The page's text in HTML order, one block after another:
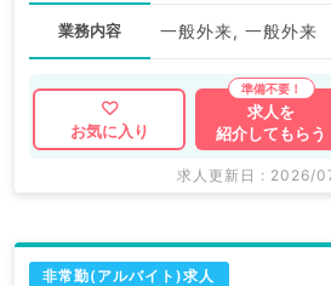
業務内容 一般外来, 一般外来
お気に入り
求人を
紹介してもらう
求人更新日 : 2026/
非常勤(アルバイト)求人